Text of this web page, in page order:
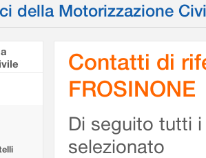
della Motorizzazione
Contatti di
FROSINONE
Di seguito tutti
selezionato